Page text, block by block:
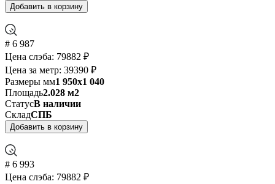
Добавить в корзину
# 6 987
Цена слэба: 79882 ₽
Цена за метр: 39390 ₽
Размеры мм1 950x1 040
Площадь2.028 м2
СтатусВ наличии
СкладСПБ
Добавить в корзину
# 6 993
Цена слэба: 79882 ₽